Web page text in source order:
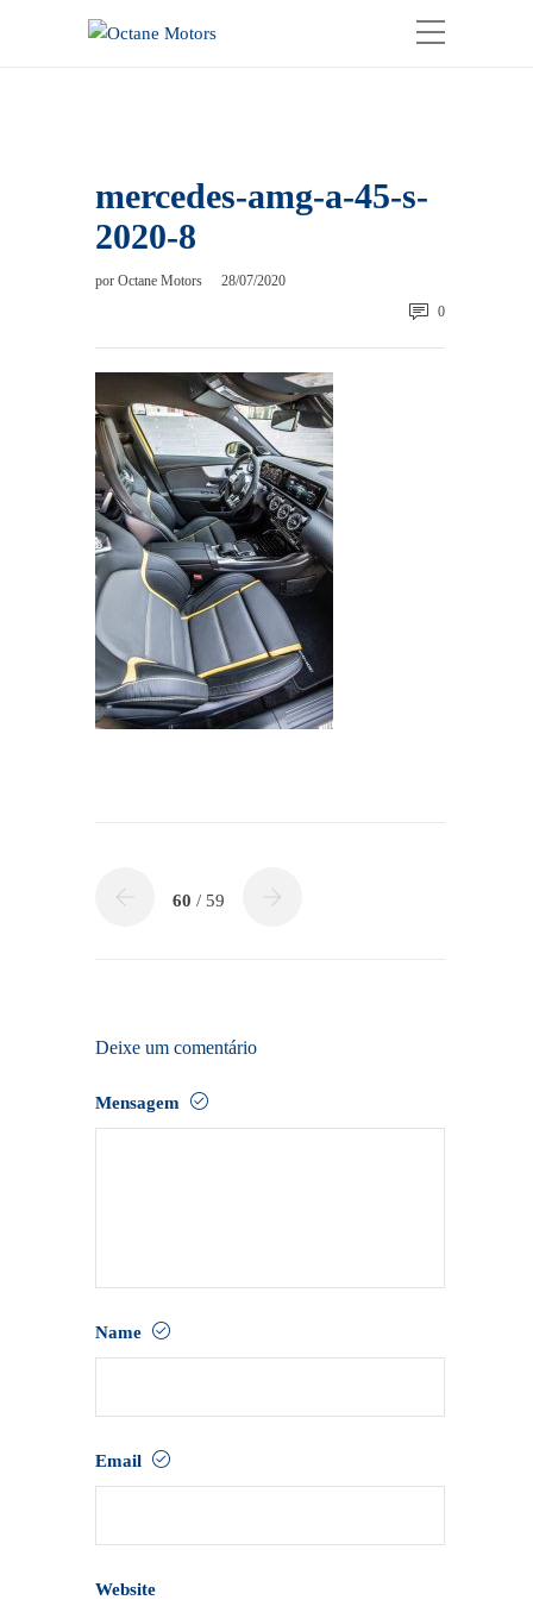
mercedes-amg-a-45-s-
2020-8
por Octane Motors
28/07/2020
0
60 / 59
Deixe um comentário
Mensagem
Name
Email
Website